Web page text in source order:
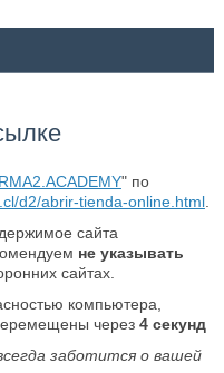
" по
d2/abrir-tienda-online.html.
сайта
не указывать
сайтах.
компьютера,
через 4секунд
заботится о вашей